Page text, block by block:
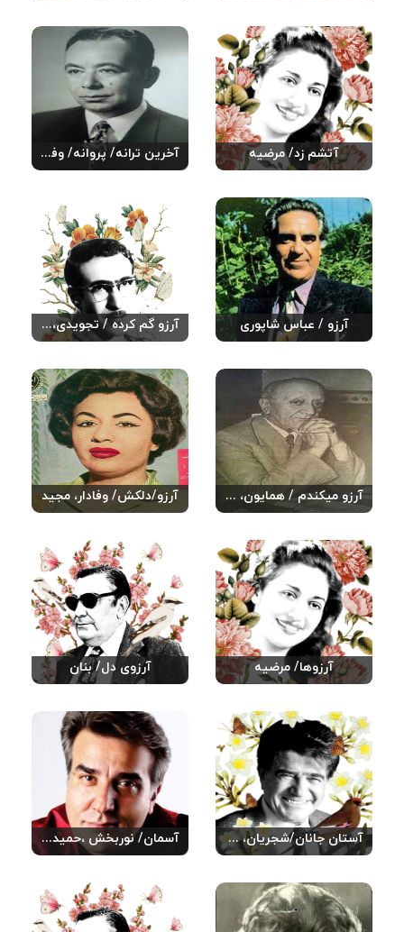
آتشم زد/ مرضیه آخرین ترانه/ پروانه/ وفادار، مجید
آرزو / عباس شاپوری آرزو گم کرده / تجویدی، علی/ دلکش
آرزو میکندم / همایون، مشیر آرزو/دلکش/ وفادار، مجید
آرزوها/ مرضیه آرزوی دل/ بنان
آستان جانان/شجریان، محمدرضا آسمان/ نوربخش ،حمیدرضا